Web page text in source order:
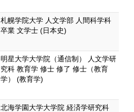
札幌学院大学 人文学部 人間科学科
卒業 文学士 (日本史)
明星大学大学院（通信制） 人文学研
究科 教育学 修士 修了 修士（教育
学） (教育学)
北海学園大学大学院 経済学研究科